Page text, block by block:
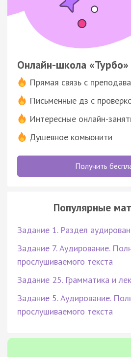
Онлайн-школа «Турбо»
Прямая связь с
Письменные дз с
Интересные онлайн-
Душевное комьюнити
Получить
Популярные
Задание 1. Раздел
Задание 7. Аудирование.
прослушиваемого текста
Задание 25. Грамматика и
Задание 5. Аудирование.
прослушиваемого текста